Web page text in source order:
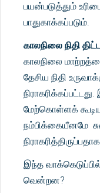
பயன்படுத்தும்
பாதுகாக்கப்படும்.
காலநிலை நிதி
காலநிலை
தேசிய நிதி
மேற்கொள்ளக்
நம்பிக்கையீனமே
இந்த
வென்றன?